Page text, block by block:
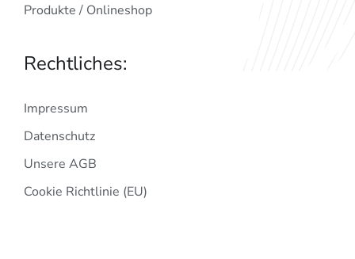
Produkte / Onlineshop
Rechtliches:
Impressum
Datenschutz
Unsere AGB
Cookie Richtlinie (EU)